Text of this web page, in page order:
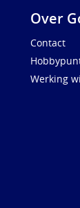
Over
Contact
Werking